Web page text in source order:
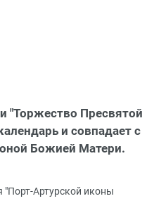
"Торжество Пресвятой
и совпадает с
Божией Матери.
"Порт-Артурской иконы